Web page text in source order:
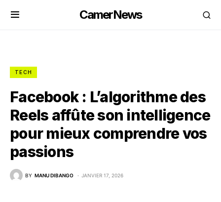
CamerNews
TECH
Facebook : L’algorithme des
Reels affûte son intelligence
pour mieux comprendre vos
passions
BY MANU DIBANGO JANVIER 17, 2026